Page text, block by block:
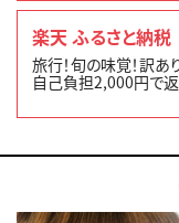
楽天 ふるさと納税
旅行！旬の味覚！訳あ
自己負担2,000円で返